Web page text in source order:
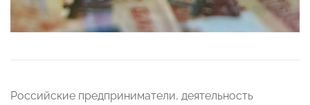
Российские предприниматели, деятельность